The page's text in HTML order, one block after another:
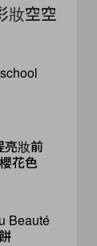
妝空空
亮妝前
花色
Beauté